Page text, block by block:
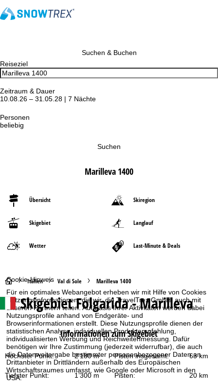
Cookie-Hinweis
Für ein optimales Webangebot erheben wir mit Hilfe von Cookies
Nutzungsinformationen, die wir, die TravelTrex GmbH, auch mit
unseren Partnern teilen. Auf Basis Ihrer Aktivitäten werden dabei
Nutzungsprofile anhand von Endgeräte- und
Browserinformationen erstellt. Diese Nutzungsprofile dienen der
statistischen Analyse, individuellen Produktempfehlung,
individualisierten Werbung und Reichweitenmessung. Dafür
benötigen wir Ihre Zustimmung (jederzeit widerrufbar), die auch
die Datenweitergabe bestimmter personenbezogener Daten an
Drittanbieter in Drittländern außerhalb des Europäischen
Wirtschaftsraumes umfasst, wie Google oder Microsoft in den
USA.
Suchen & Buchen
Reiseziel
Zeitraum & Dauer
10.08.26 – 31.05.28 | 7 Nächte
Personen
beliebig
Suchen
Marilleva 1400
Übersicht Skiregion
Skigebiet Langlauf
Wetter Last-Minute & Deals
S
t
a
r
t
s
Italien Val di Sole Marilleva 1400
SkigebietFolgarida - Marilleva
Informationen zum Skigebiet
Höchster Punkt: 2’180 m Pisten insgesamt: 63 km
Tiefster Punkt: 1’300 m Pisten: 20 km